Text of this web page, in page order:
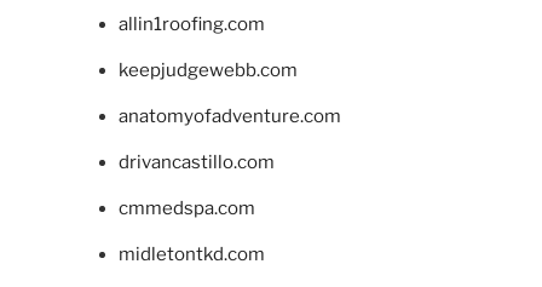
allin1roofing.com
keepjudgewebb.com
anatomyofadventure.com
drivancastillo.com
cmmedspa.com
midletontkd.com